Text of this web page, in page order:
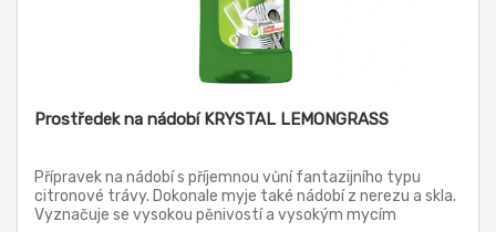
Prostředek na nádobí KRYSTAL LEMONGRASS
Přípravek na nádobí s příjemnou vůní fantazijního typu
citronové trávy. Dokonale myje také nádobí z nerezu a skla.
Vyznačuje se vysokou pěnivostí a vysokým mycím